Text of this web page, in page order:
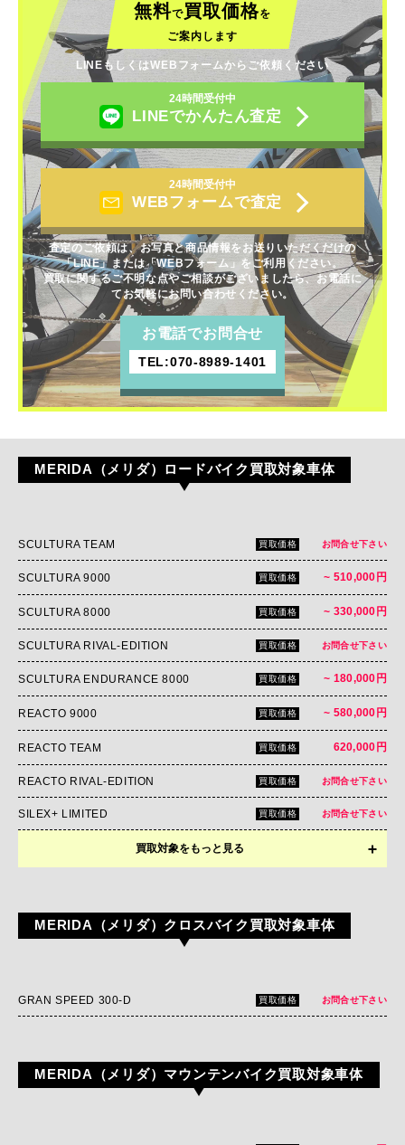
無料で買取価格を
ご案内します
LINEもしくはWEBフォームからご依頼ください
24時間受付中
LINEでかんたん査定
24時間受付中
WEBフォームで査定
査定のご依頼は、お写真と商品情報をお送りいただくだけの
「LINE」または「WEBフォーム」をご利用ください。
買取に関するご不明な点やご相談がございましたら、お電話に
てお気軽にお問い合わせください。
お電話でお問合せ
TEL:070-8989-1401
MERIDA（メリダ）ロードバイク買取対象車体
SCULTURA TEAM 買取価格 お問合せ下さい
SCULTURA 9000 買取価格 ~ 510,000円
SCULTURA 8000 買取価格 ~ 330,000円
SCULTURA RIVAL-EDITION 買取価格 お問合せ下さい
SCULTURA ENDURANCE 8000 買取価格 ~ 180,000円
REACTO 9000 買取価格 ~ 580,000円
REACTO TEAM 買取価格 620,000円
REACTO RIVAL-EDITION 買取価格 お問合せ下さい
SILEX+ LIMITED 買取価格 お問合せ下さい
買取対象をもっと見る
SCULTURA 4000 買取価格 お問合せ下さい
MERIDA（メリダ）クロスバイク買取対象車体
GRAN SPEED 300-D 買取価格 お問合せ下さい
MERIDA（メリダ）マウンテンバイク買取対象車体